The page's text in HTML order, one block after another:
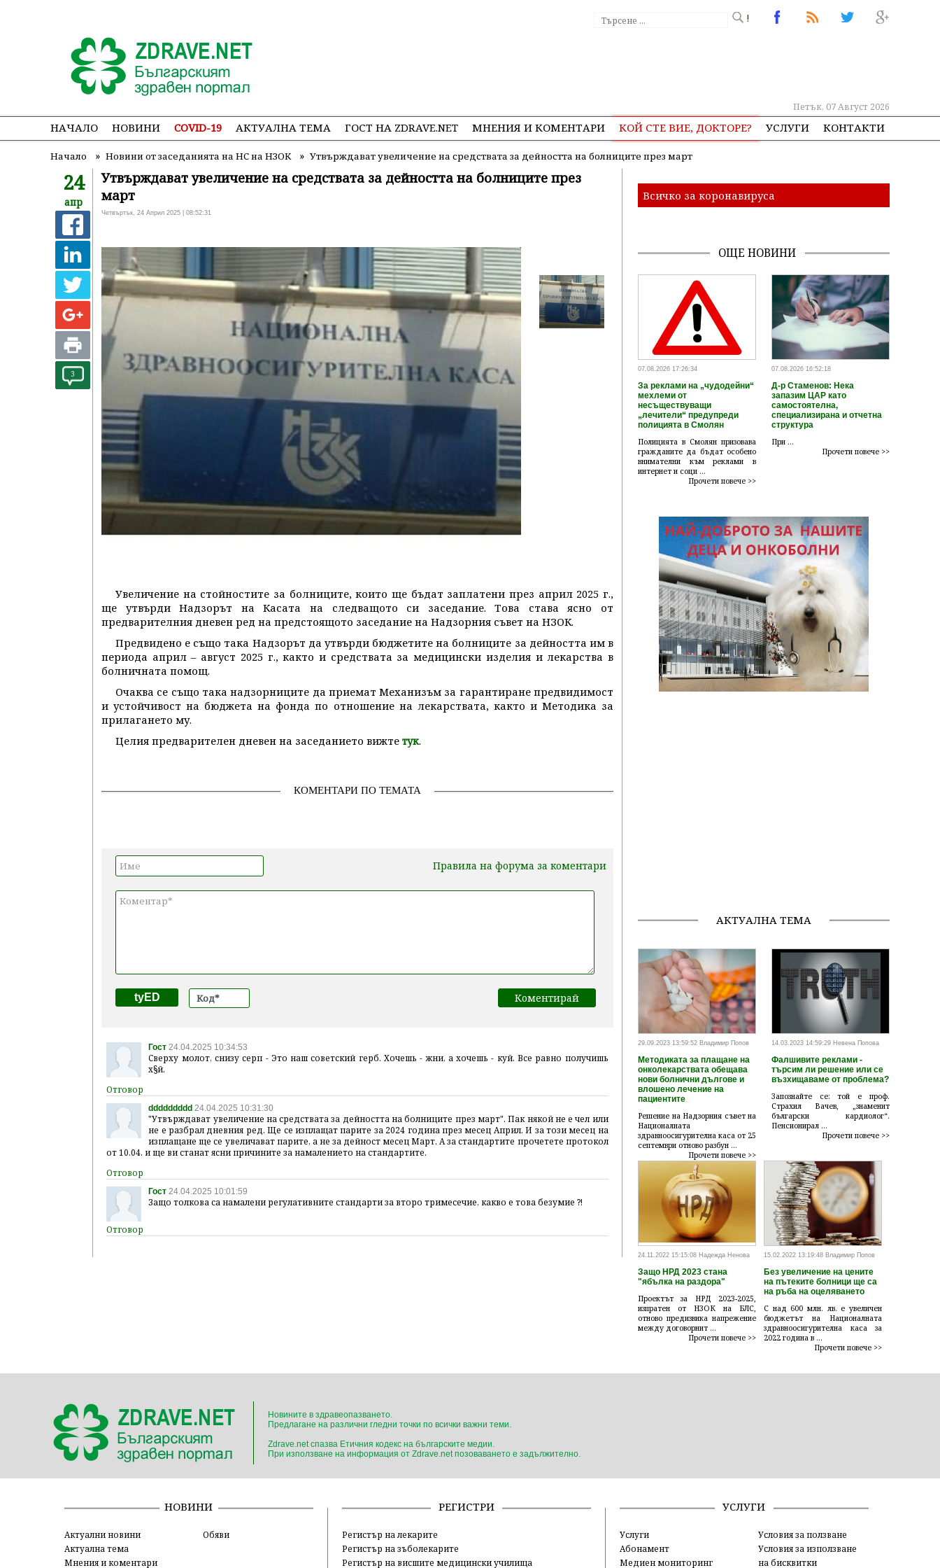
!
Петък, 07 Август 2026
НАЧАЛО НОВИНИ COVID-19 АКТУАЛНА ТЕМА ГОСТ НА ZDRAVE.NET МНЕНИЯ И КОМЕНТАРИ КОЙ СТЕ ВИЕ, ДОКТОРЕ? УСЛУГИ КОНТАКТИ
Начало » Новини от заседанията на НС на НЗОК » Утвърждават увеличение на средствата за дейността на болниците през март
24
апр
3
Утвърждават увеличение на средствата за дейността на болниците през
март
Четвъртък, 24 Април 2025 | 08:52:31
Увеличение на стойностите за болниците, които ще бъдат заплатени през април 2025 г.,
ще утвърди Надзорът на Касата на следващото си заседание. Това става ясно от
предварителния дневен ред на предстоящото заседание на Надзорния съвет на НЗОК.
Предвидено е също така Надзорът да утвърди бюджетите на болниците за дейността им в
периода април – август 2025 г., както и средствата за медицински изделия и лекарства в
болничната помощ.
Очаква се също така надзорниците да приемат Механизъм за гарантиране предвидимост
и устойчивост на бюджета на фонда по отношение на лекарствата, както и Методика за
прилагането му.
Целия предварителен дневен на заседанието вижте тук.
КОМЕНТАРИ ПО ТЕМАТА
Правила на форума за коментари
tyED
Гост 24.04.2025 10:34:53
Сверху молот, снизу серп - Это наш советский герб. Хочешь - жни, а хочешь - куй. Все равно получишь
х§й.
ddddddddd 24.04.2025 10:31:30
"Утвърждават увеличение на средствата за дейността на болниците през март". Пак някой не е чел или
не е разбрал дневния ред. Ще се изплащат парите за 2024 година през месец Април. И за този месец на
изплащане ще се увеличават парите, а не за дейност месец Март. А за стандартите прочетете протокол
от 10.04. и ще ви станат ясни причините за намалението на стандартите.
Гост 24.04.2025 10:01:59
Защо толкова са намалени регулативните стандарти за второ тримесечие, какво е това безумие ?!
Всичко за коронавируса
ОЩЕ НОВИНИ
07.08.2026 17:26:34
За реклами на „чудодейни“
мехлеми от
несъществуващи
„лечители“ предупреди
полицията в Смолян
Полицията в Смолян призовава
гражданите да бъдат особено
внимателни към реклами в
интернет и соци ...
Прочети повече >>
07.08.2026 16:52:18
Д-р Стаменов: Нека
запазим ЦАР като
самостоятелна,
специализирана и отчетна
структура
При ...
Прочети повече >>
АКТУАЛНА ТЕМА
29.09.2023 13:59:52 Владимир Попов
Методиката за плащане на
онколекарствата обещава
нови болнични дългове и
влошено лечение на
пациентите
Решение на Надзорния съвет на
Националната
здравноосигурителна каса от 25
септември отново разбун ...
Прочети повече >>
14.03.2023 14:59:29 Невена Попова
Фалшивите реклами -
търсим ли решение или се
възхищаваме от проблема?
Запознайте се: той е проф.
Страхил Вачев, „знаменит
български кардиолог“.
Пенсионирал ...
Прочети повече >>
24.11.2022 15:15:08 Надежда Ненова
Защо НРД 2023 стана
"ябълка на раздора"
Проектът за НРД 2023-2025,
изпратен от НЗОК на БЛС,
отново предизвика напрежение
между договорнит ...
Прочети повече >>
15.02.2022 13:19:48 Владимир Попов
Без увеличение на цените
на пътеките болници ще са
на ръба на оцеляването
С над 600 млн. лв. е увеличен
бюджетът на Националната
здравноосигурителна каса за
2022 година в ...
Прочети повече >>
Новините в здравеопазването.
Предлагане на различни гледни точки по всички важни теми.
Zdrave.net спазва Етичния кодекс на българските медии.
При използване на информация от Zdrave.net позоваването е задължително.
НОВИНИ
Актуални новини
Актуална тема
Мнения и коментари
Обяви
РЕГИСТРИ
Регистър на лекарите
Регистър на зъболекарите
Регистър на висшите медицински училища
УСЛУГИ
Услуги
Абонамент
Медиен мониторинг
Условия за ползване
Условия за използване
на бисквитки